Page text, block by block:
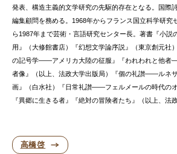
発表、構造主義的文学研究の先駆的存在となる。国際
編集顧問を務める。1968年からフランス国立科学研究
ら1987年まで芸術・言語研究センター長。著書『小
用』（大修館書店）『幻想文学論序説』（東京創元社
の記号学——アメリカ大陸の征服』『われわれと他者
者像』（以上、法政大学出版局）『個の礼讃——ルネ
画』（白水社）『日常礼讃——フェルメールの時代のオ
『異郷に生きる者』『絶対の冒険者たち』（以上、法
高橋啓